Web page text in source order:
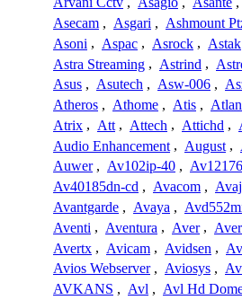
Asecam , Asgari , Ashmount
Asoni , Aspac , Asrock , Astak
Astra Streaming , Astrind ,
Asus , Asutech , Asw-006 ,
Atheros , Athome , Atis ,
Atrix , Att , Attech , Attichd ,
Audio Enhancement , August ,
Auwer , Av102ip-40 ,
Av40185dn-cd , Avacom ,
Avantgarde , Avaya ,
Aventi , Aventura , Aver ,
Avertx , Avicam , Avidsen ,
Avios Webserver , Aviosys ,
AVKANS , Avl , Avl Hd